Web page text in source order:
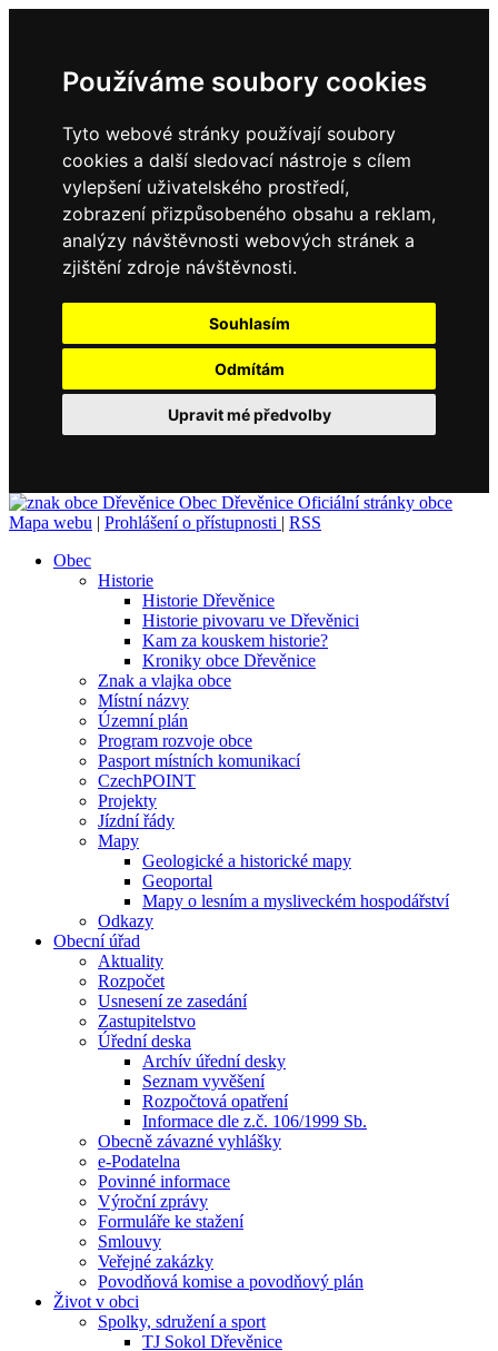
Používáme soubory cookies
Tyto webové stránky používají soubory
cookies a další sledovací nástroje s cílem
vylepšení uživatelského prostředí,
zobrazení přizpůsobeného obsahu a reklam,
analýzy návštěvnosti webových stránek a
zjištění zdroje návštěvnosti.
Souhlasím
Odmítám
Upravit mé předvolby
Obec Dřevěnice Oficiální stránky obce
Mapa webu | Prohlášení o přístupnosti | RSS
Obec
Historie
Historie Dřevěnice
Historie pivovaru ve Dřevěnici
Kam za kouskem historie?
Kroniky obce Dřevěnice
Znak a vlajka obce
Místní názvy
Územní plán
Program rozvoje obce
Pasport místních komunikací
CzechPOINT
Projekty
Jízdní řády
Mapy
Geologické a historické mapy
Geoportal
Mapy o lesním a mysliveckém hospodářství
Odkazy
Obecní úřad
Aktuality
Rozpočet
Usnesení ze zasedání
Zastupitelstvo
Úřední deska
Archív úřední desky
Seznam vyvěšení
Rozpočtová opatření
Informace dle z.č. 106/1999 Sb.
Obecně závazné vyhlášky
e-Podatelna
Povinné informace
Výroční zprávy
Formuláře ke stažení
Smlouvy
Veřejné zakázky
Povodňová komise a povodňový plán
Život v obci
Spolky, sdružení a sport
TJ Sokol Dřevěnice